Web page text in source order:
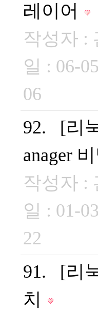
레이어
작성자 :
일 : 06-
06
92. [리
anager
작성자 :
일 : 01-
22
91. [리
치